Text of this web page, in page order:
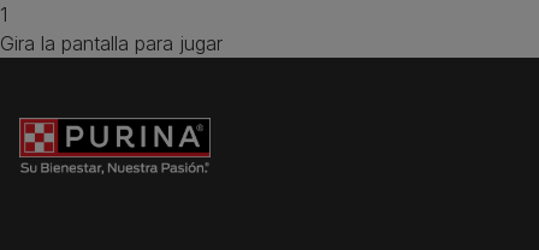
1
Gira la pantalla para jugar